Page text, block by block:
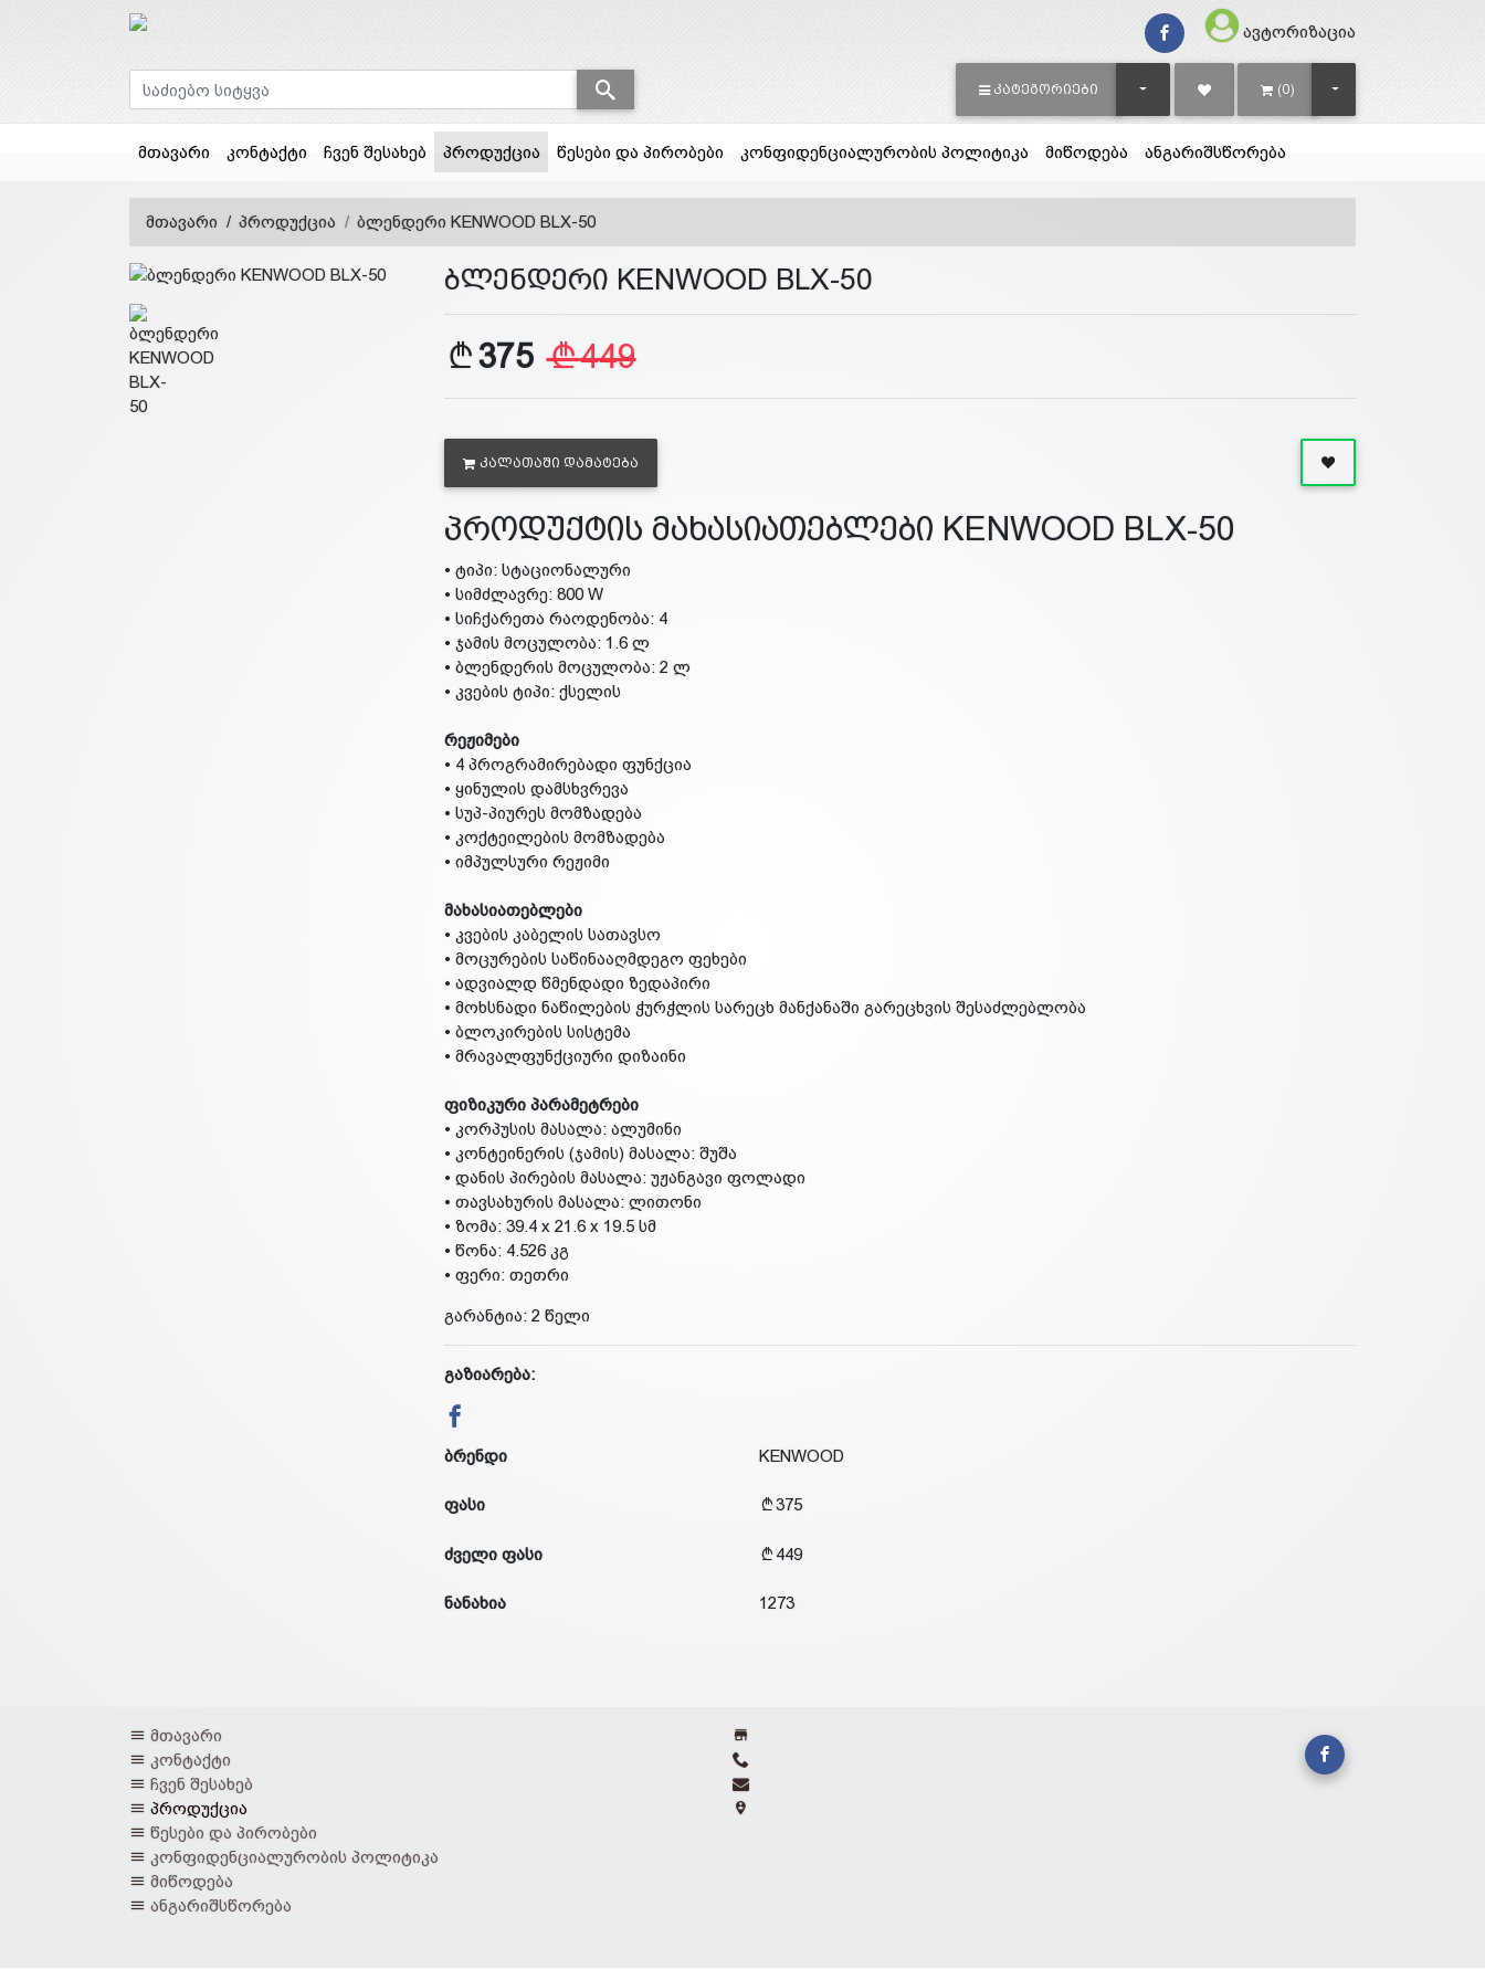
ავტორიზაცია
ᲙᲐᲢᲔᲒᲝᲠᲘᲔᲑᲘ TOGGLE DROPDOWN(0) TOGGLE DROPDOWN
მთავარი კონტაქტი ჩვენ შესახებ პროდუქცია(current)
წესები და პირობები კონფიდენციალურობის პოლიტიკა მიწოდება ანგარიშსწორება
მთავარი პროდუქცია ბლენდერი KENWOOD BLX-50
ბლენდერი KENWOOD BLX-50
375 449
ᲙᲐᲚᲐᲗᲐᲨᲘ ᲓᲐᲛᲐᲢᲔᲑᲐ
პროდუქტის მახასიათებლები KENWOOD BLX-50
• ტიპი: სტაციონალური
• სიმძლავრე: 800 W
• სიჩქარეთა რაოდენობა: 4
• ჯამის მოცულობა: 1.6 ლ
• ბლენდერის მოცულობა: 2 ლ
• კვების ტიპი: ქსელის
რეჟიმები
• 4 პროგრამირებადი ფუნქცია
• ყინულის დამსხვრევა
• სუპ-პიურეს მომზადება
• კოქტეილების მომზადება
• იმპულსური რეჟიმი
მახასიათებლები
• კვების კაბელის სათავსო
• მოცურების საწინააღმდეგო ფეხები
• ადვიალდ წმენდადი ზედაპირი
• მოხსნადი ნაწილების ჭურჭლის სარეცხ მანქანაში გარეცხვის შესაძლებლობა
• ბლოკირების სისტემა
• მრავალფუნქციური დიზაინი
ფიზიკური პარამეტრები
• კორპუსის მასალა: ალუმინი
• კონტეინერის (ჯამის) მასალა: შუშა
• დანის პირების მასალა: უჟანგავი ფოლადი
• თავსახურის მასალა: ლითონი
• ზომა: 39.4 x 21.6 x 19.5 სმ
• წონა: 4.526 კგ
• ფერი: თეთრი
გარანტია: 2 წელი
გაზიარება:
ბრენდი KENWOOD
ფასი 375
ძველი ფასი 449
ნანახია 1273
მთავარი
კონტაქტი
ჩვენ შესახებ
პროდუქცია
წესები და პირობები
კონფიდენციალურობის პოლიტიკა
მიწოდება
ანგარიშსწორება